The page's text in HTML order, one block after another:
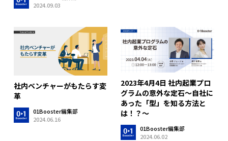
2024.09.03
社内ベンチャーがもたらす変
革
01Booster編集部
2024.06.16
2023年4月4日 社内起業プロ
グラムの意外な定石～自社に
あった「型」を知る方法と
は！？～
01Booster編集部
2024.06.02